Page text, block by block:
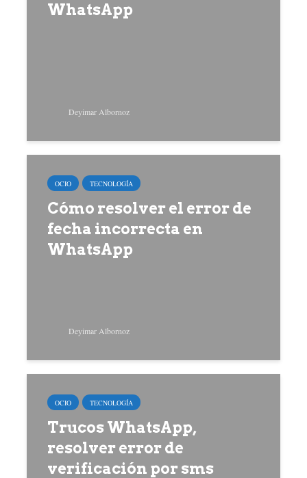
WhatsApp
Deyimar Albornoz
OCIO TECNOLOGÍA
Cómo resolver el error de
fecha incorrecta en
WhatsApp
Deyimar Albornoz
OCIO TECNOLOGÍA
Trucos WhatsApp,
resolver error de
verificación por sms